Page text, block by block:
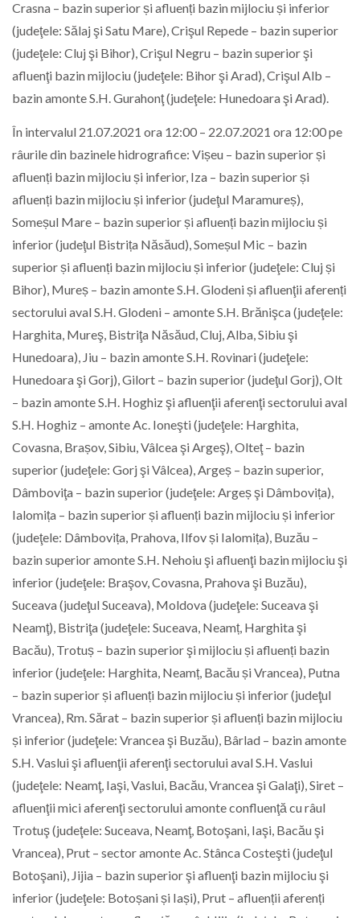
Crasna – bazin superior și afluenți bazin mijlociu și inferior
(judeţele: Sălaj şi Satu Mare), Crişul Repede – bazin superior
(judeţele: Cluj şi Bihor), Crişul Negru – bazin superior şi
afluenţi bazin mijlociu (judeţele: Bihor şi Arad), Crişul Alb –
bazin amonte S.H. Gurahonţ (judeţele: Hunedoara şi Arad).
În intervalul 21.07.2021 ora 12:00 – 22.07.2021 ora 12:00 pe
râurile din bazinele hidrografice: Vișeu – bazin superior și
afluenți bazin mijlociu și inferior, Iza – bazin superior și
afluenți bazin mijlociu și inferior (judeţul Maramureș),
Someșul Mare – bazin superior și afluenți bazin mijlociu și
inferior (judeţul Bistrița Năsăud), Someșul Mic – bazin
superior și afluenți bazin mijlociu și inferior (judeţele: Cluj și
Bihor), Mureș – bazin amonte S.H. Glodeni și afluenţii aferenți
sectorului aval S.H. Glodeni – amonte S.H. Brănişca (judeţele:
Harghita, Mureş, Bistriţa Năsăud, Cluj, Alba, Sibiu şi
Hunedoara), Jiu – bazin amonte S.H. Rovinari (judeţele:
Hunedoara şi Gorj), Gilort – bazin superior (judeţul Gorj), Olt
– bazin amonte S.H. Hoghiz şi afluenţii aferenţi sectorului aval
S.H. Hoghiz – amonte Ac. Ioneşti (judeţele: Harghita,
Covasna, Brașov, Sibiu, Vâlcea şi Argeş), Olteţ – bazin
superior (judeţele: Gorj şi Vâlcea), Argeș – bazin superior,
Dâmboviţa – bazin superior (judeţele: Argeș şi Dâmbovița),
Ialomița – bazin superior și afluenți bazin mijlociu și inferior
(judeţele: Dâmbovița, Prahova, Ilfov și Ialomița), Buzӑu –
bazin superior amonte S.H. Nehoiu şi afluenţi bazin mijlociu şi
inferior (judeţele: Braşov, Covasna, Prahova şi Buzău),
Suceava (judeţul Suceava), Moldova (judeţele: Suceava şi
Neamţ), Bistriţa (judeţele: Suceava, Neamț, Harghita şi
Bacău), Trotuș – bazin superior şi mijlociu și afluenți bazin
inferior (judeţele: Harghita, Neamț, Bacău și Vrancea), Putna
– bazin superior și afluenți bazin mijlociu și inferior (judeţul
Vrancea), Rm. Sărat – bazin superior și afluenți bazin mijlociu
și inferior (judeţele: Vrancea şi Buzău), Bârlad – bazin amonte
S.H. Vaslui şi afluenţii aferenţi sectorului aval S.H. Vaslui
(judeţele: Neamţ, Iaşi, Vaslui, Bacău, Vrancea şi Galaţi), Siret –
afluenţii mici aferenţi sectorului amonte confluenţӑ cu râul
Trotuş (judeţele: Suceava, Neamţ, Botoşani, Iaşi, Bacău şi
Vrancea), Prut – sector amonte Ac. Stânca Costeşti (judeţul
Botoşani), Jijia – bazin superior şi afluenţi bazin mijlociu şi
inferior (judeţele: Botoșani și Iași), Prut – afluenții aferenți